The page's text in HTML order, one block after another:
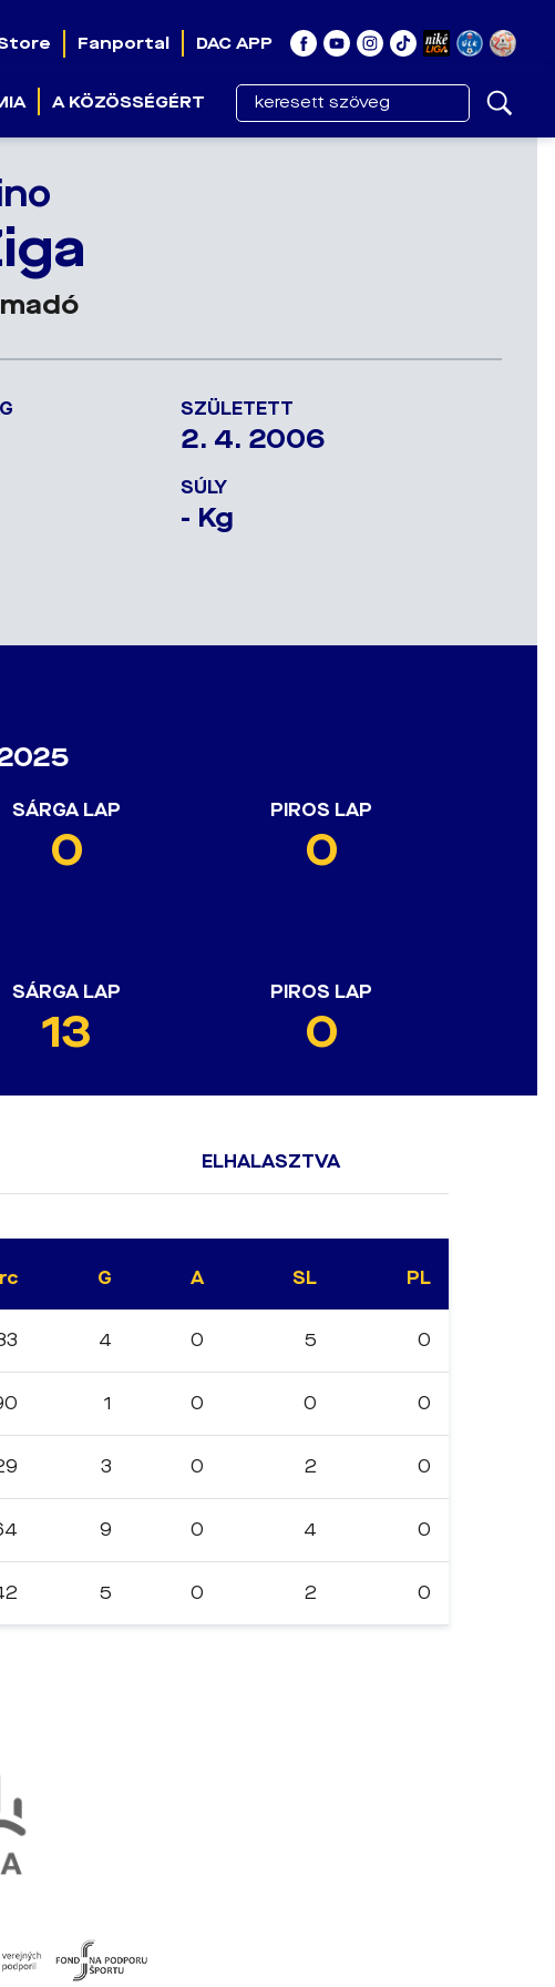
Fanportal DAC APP
A KÖZÖSSÉGÉRT
SZÜLETETT
2. 4. 2006
SÚLY
- Kg
SÁRGA LAP
0
PIROS LAP
0
SÁRGA LAP
13
PIROS LAP
0
ELHALASZTVA
G A SL PL
4 0 5 0
1 0 0 0
3 0 2 0
9 0 4 0
5 0 2 0